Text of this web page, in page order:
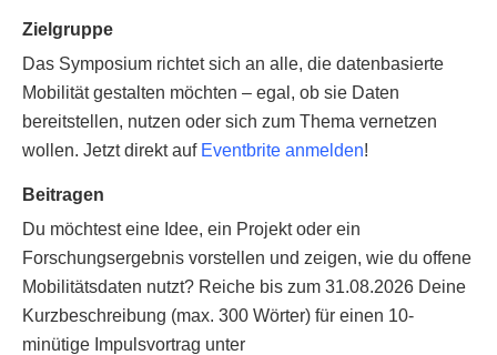
Zielgruppe
Das Symposium richtet sich an alle, die datenbasierte
Mobilität gestalten möchten – egal, ob sie Daten
bereitstellen, nutzen oder sich zum Thema vernetzen
wollen. Jetzt direkt auf Eventbrite anmelden!
Beitragen
Du möchtest eine Idee, ein Projekt oder ein
Forschungsergebnis vorstellen und zeigen, wie du offene
Mobilitätsdaten nutzt? Reiche bis zum 31.08.2026 Deine
Kurzbeschreibung (max. 300 Wörter) für einen 10-
minütige Impulsvortrag unter